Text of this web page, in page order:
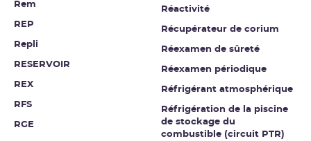
Rem
REP
Repli
RESERVOIR
REX
RFS
RGE
Réactivité
Récupérateur de corium
Réexamen de sûreté
Réexamen périodique
Réfrigérant atmosphérique
Réfrigération de la piscine
de stockage du
combustible (circuit PTR)